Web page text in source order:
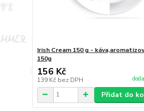
Irish Cream 150 g -
150g
156 Kč
139 Kč bez DPH
Přidat do